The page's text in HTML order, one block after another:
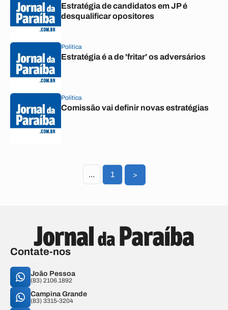
Estratégia de candidatos em JP é
desqualificar opositores
Política
Estratégia é a de 'fritar' os adversários
Política
Comissão vai definir novas estratégias
... 1 >
Contate-nos
João Pessoa
(83) 2106.1892
Campina Grande
(83) 3315-3204